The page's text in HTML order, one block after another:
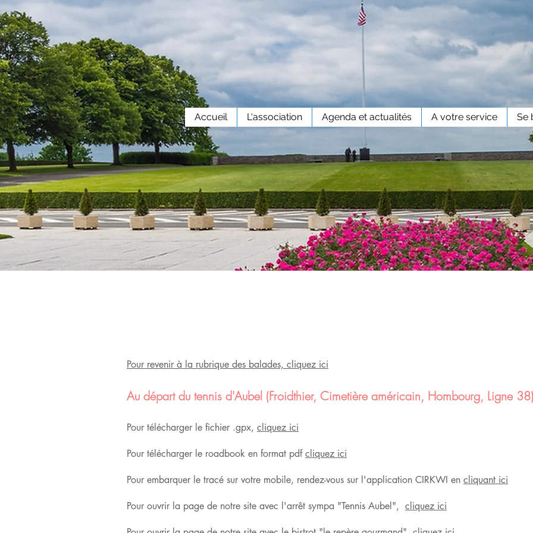
Accueil L'association Agenda et actualités A votre service Se
Pour revenir à la rubrique des balades, cliquez ici
Au départ du tennis d'Aubel (Froidthier, Cimetière américain, Hombourg, Ligne 38)
Pour télécharger le fichier .gpx, cliquez ici
Pour télécharger le roadbook en format pdfcliquez ici
Pour embarquer le tracé sur votre mobile, rendez-vous sur l'application CIRKWI en cliquant ici
Pour ouvrir la page de notre site avec l'arrêt sympa "Tennis Aubel", cliquez ici